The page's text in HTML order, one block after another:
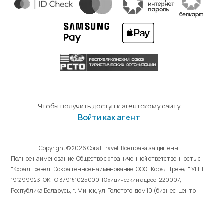
Чтобы получить доступ к агентскому сайту
Войти как агент
Copyright © 2026 Coral Travel. Все права защищены.
Полное наименование: Общество с ограниченной ответственностью
"Корал Тревел". Сокращенное наименование: ООО "Корал Тревел". УНП
191299923, ОКПО 379151025000. Юридический адрес: 220007,
Республика Беларусь, г. Минск, ул. Толстого, дом 10 (бизнес-центр